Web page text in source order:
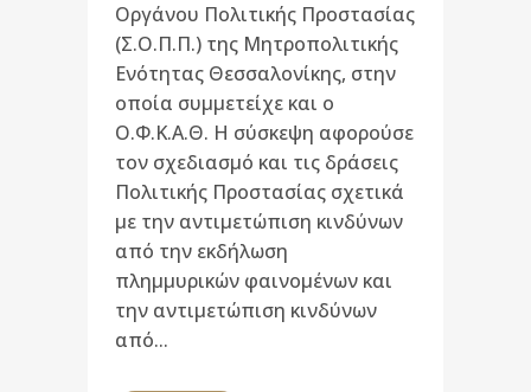
Οργάνου Πολιτικής Προστασίας
(Σ.Ο.Π.Π.) της Μητροπολιτικής
Ενότητας Θεσσαλονίκης, στην
οποία συμμετείχε και ο
Ο.Φ.Κ.Α.Θ. Η σύσκεψη αφορούσε
τον σχεδιασμό και τις δράσεις
Πολιτικής Προστασίας σχετικά
με την αντιμετώπιση κινδύνων
από την εκδήλωση
πλημμυρικών φαινομένων και
την αντιμετώπιση κινδύνων
από...